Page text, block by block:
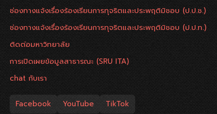
ช่องทางแจ้งเรื่องร้องเรียนการทุจริตและประพฤติมิชอบ (ป.ป.ช.)
ช่องทางแจ้งเรื่องร้องเรียนการทุจริตและประพฤติมิชอบ (ป.ป.ท.)
ติดต่อมหาวิทยาลัย
การเปิดเผยข้อมูลสาธารณะ (SRU ITA)
chat กับเรา
Facebook YouTube TikTok